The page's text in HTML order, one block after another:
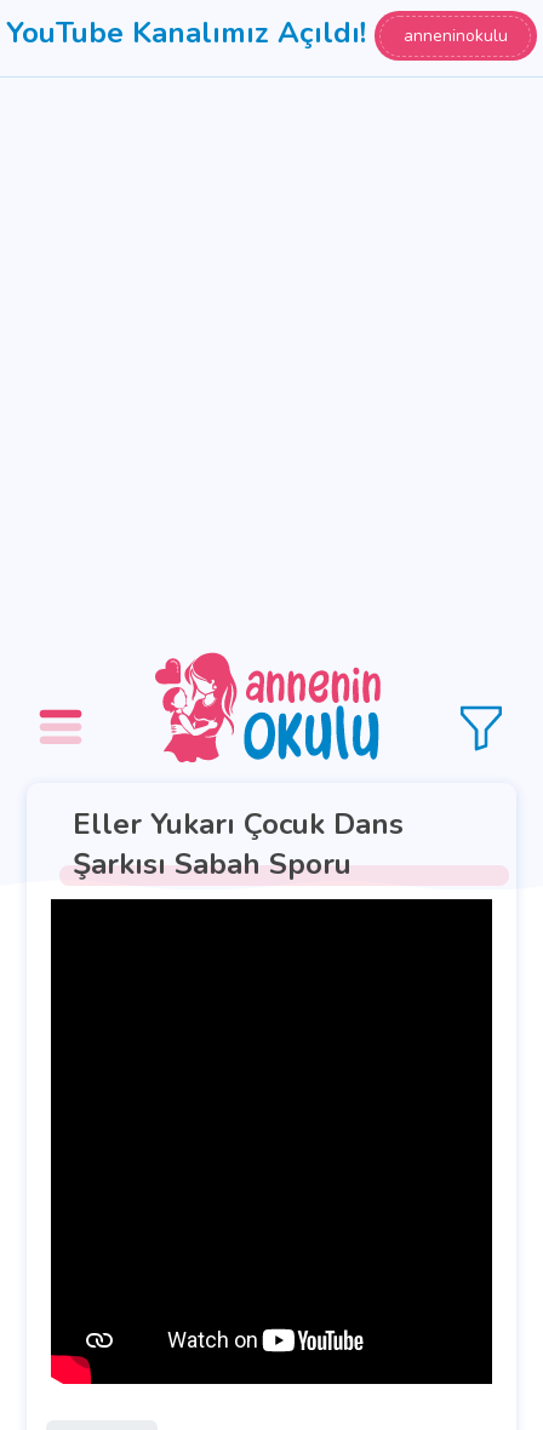
YouTube Kanalımız Açıldı! anneninokulu
Eller Yukarı Çocuk Dans
Şarkısı Sabah Sporu